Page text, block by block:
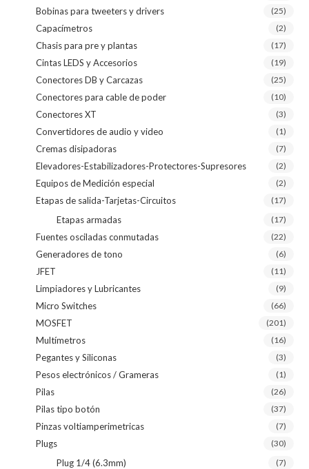
Bobinas para tweeters y drivers (25)
Capacímetros (2)
Chasis para pre y plantas (17)
Cintas LEDS y Accesorios (19)
Conectores DB y Carcazas (25)
Conectores para cable de poder (10)
Conectores XT (3)
Convertidores de audio y video (1)
Cremas disipadoras (7)
Elevadores-Estabilizadores-Protectores-Supresores (2)
Equipos de Medición especial (2)
Etapas de salida-Tarjetas-Circuitos (17)
Etapas armadas (17)
Fuentes osciladas conmutadas (22)
Generadores de tono (6)
JFET (11)
Limpiadores y Lubricantes (9)
Micro Switches (66)
MOSFET (201)
Multímetros (16)
Pegantes y Siliconas (3)
Pesos electrónicos / Grameras (1)
Pilas (26)
Pilas tipo botón (37)
Pinzas voltiamperimetricas (7)
Plugs (30)
Plug 1/4 (6.3mm) (7)